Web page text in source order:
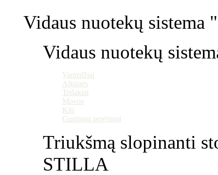
Vidaus nuotekų
Vidaus nuotekų
Vamzdžiai
Alkūnės
Trišakiai
Movos
Kiti
Guminiai perėjimai
Triukšmą slopinanti
STILLA